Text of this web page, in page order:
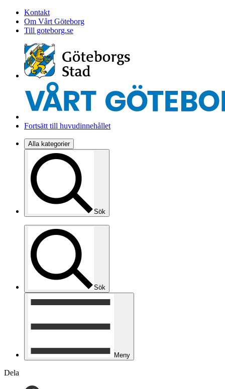
Kontakt
Om Vårt Göteborg
Till goteborg.se
Fortsätt till huvudinnehållet
Alla kategorier
Sök
Sök
Meny
Dela